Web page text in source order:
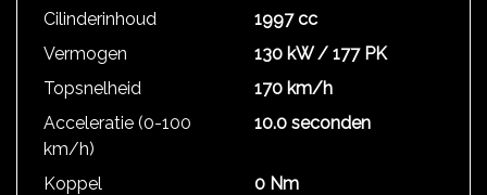
Cilinderinhoud
1997 cc
Vermogen
130 kW / 177 PK
Topsnelheid
170 km/h
Acceleratie (0-100
km/h)
10.0 seconden
Koppel
0 Nm